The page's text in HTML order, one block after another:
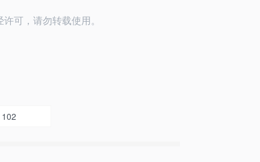
可，请勿转载使用。
102